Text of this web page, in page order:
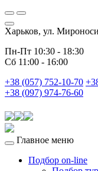
Харьков, ул.
Пн-Пт 10:30 - 18:30
Сб 11:00 - 16:00
+38 (057) 752-10-70
+38 (097) 974-76-60
Главное меню
Подбор on-line